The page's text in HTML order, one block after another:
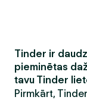
Tinder ir
pieminētas
tavu Tinder
Pirmkārt,